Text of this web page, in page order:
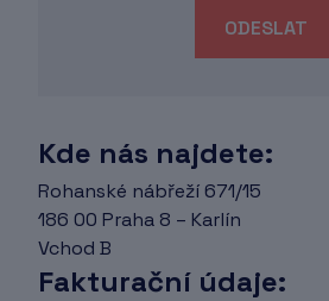
ODESLAT
Kde nás najdete:
Rohanské nábřeží 671/15
186 00 Praha 8 – Karlín
Vchod B
Fakturační údaje: